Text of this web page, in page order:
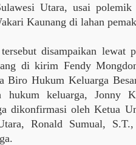
Utara, usai polemik
Kaunang di lahan
disampaikan lewat
di kirim Fendy
Biro Hukum Keluarga
hukum keluarga, Jonny
dikonfirmasi oleh Ketua
Ronald Sumual,